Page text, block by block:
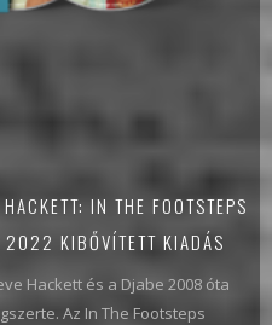
IN THE FOOTSTEPS
2022 KIBŐVÍTETT KIADÁS
Hackett és a Djabe 2008 óta
Az In The Footsteps